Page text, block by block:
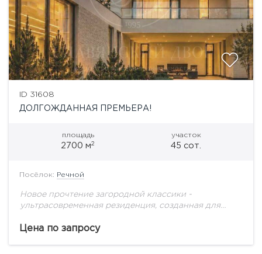
ID 31608
ДОЛГОЖДАННАЯ ПРЕМЬЕРА!
площадь
2700 м2
участок
45 сот.
Посёлок: Речной
Новое прочтение загородной классики -
ультрасовременная резиденция, созданная для
Цена по запросу